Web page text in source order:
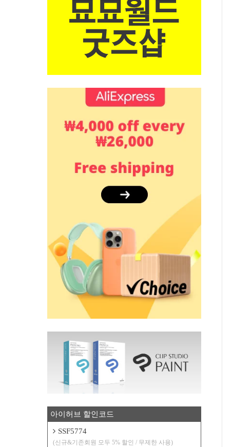
아이허브 할인코드
SSF5774
(신규&기존회원 모두 5% 할인 / 무제한 사용)